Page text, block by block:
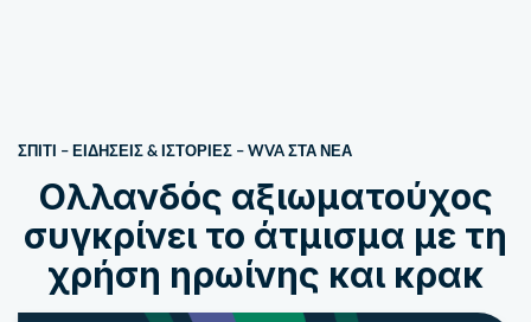
ΣΠΙΤΙ –ΕΙΔΗΣΕΙΣ & ΙΣΤΟΡΙΕΣ –WVA ΣΤΑ ΝΈΑ
Ολλανδός αξιωματούχος
συγκρίνει το άτμισμα με τη
χρήση ηρωίνης και κρακ